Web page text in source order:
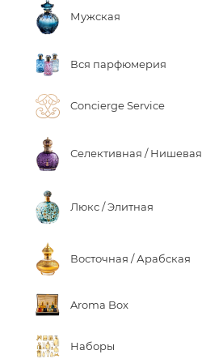
Мужская
Вся парфюмерия
Concierge Service
Селективная / Нишевая
Люкс / Элитная
Восточная / Арабская
Aroma Box
Наборы